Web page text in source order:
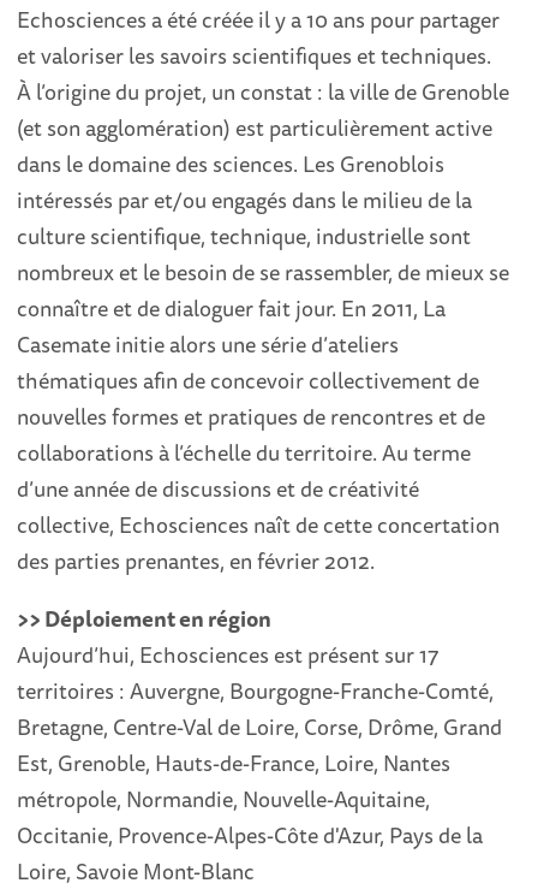
Echosciences a été créée il y a 10 ans pour partager
et valoriser les savoirs scientifiques et techniques.
À l’origine du projet, un constat : la ville de Grenoble
(et son agglomération) est particulièrement active
dans le domaine des sciences. Les Grenoblois
intéressés par et/ou engagés dans le milieu de la
culture scientifique, technique, industrielle sont
nombreux et le besoin de se rassembler, de mieux se
connaître et de dialoguer fait jour. En 2011, La
Casemate initie alors une série d’ateliers
thématiques afin de concevoir collectivement de
nouvelles formes et pratiques de rencontres et de
collaborations à l’échelle du territoire. Au terme
d’une année de discussions et de créativité
collective, Echosciences naît de cette concertation
des parties prenantes, en février 2012.
>> Déploiement en région
Aujourd’hui, Echosciences est présent sur 17
territoires : Auvergne, Bourgogne-Franche-Comté,
Bretagne, Centre-Val de Loire, Corse, Drôme, Grand
Est, Grenoble, Hauts-de-France, Loire, Nantes
métropole, Normandie, Nouvelle-Aquitaine,
Occitanie, Provence-Alpes-Côte d'Azur, Pays de la
Loire, Savoie Mont-Blanc